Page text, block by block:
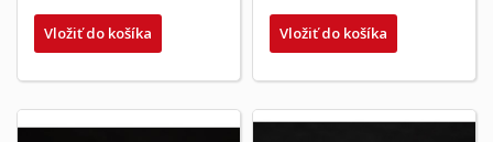
Vložiť do košíka Vložiť do košíka